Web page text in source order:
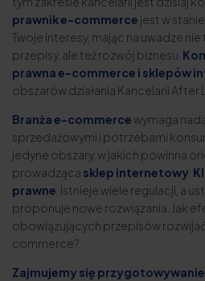
prawnik e-commerce jest w
Twoje interesy, mając na uwadze
przepisy, ale też rozwój biznesu.
prawna e-commerce i sklepów
obszarów działania Kancelarii After
Branża e-commercewymaga
sprzedażowymi i potrzebami
jedyne obszary, w jakich powinna
prowadząca sklep internetowy
prawne . Istnieje wiele regulacji, a
proponuje nowe rozwiązania. Jak
obowiązujących przepisów
commerce?
Zajmujemy się